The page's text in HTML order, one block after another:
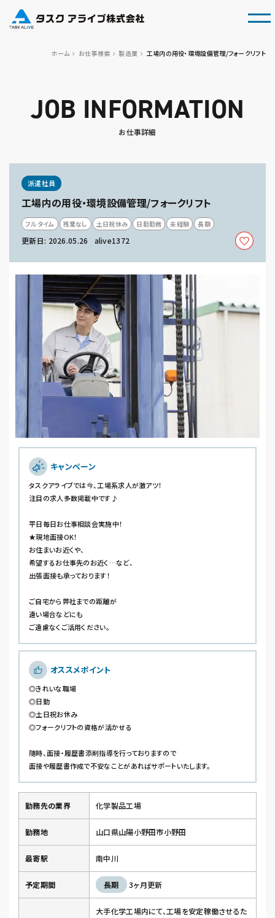
ホーム お仕事検索 製造業 工場内の用役・環境設備管理/フォークリフト
JOB INFORMATION
お仕事詳細
派遣社員
工場内の用役・環境設備管理/フォークリフト
フルタイム 残業なし 土日祝休み 日勤勤務 未経験 長期
更新日: 2026.05.26 alive1372
キャンペーン
タスクアライブでは今、工場系求人が激アツ！
注目の求人多数掲載中です♪
平日毎日お仕事相談会実施中！
★現地面接OK！
お住まいお近くや、
希望するお仕事先のお近く…など、
出張面接も承っております！
ご自宅から弊社までの距離が
遠い場合などにも
ご遠慮なくご活用ください。
オススメポイント
◎きれいな職場
◎日勤
◎土日祝お休み
◎フォークリフトの資格が活かせる
随時、面接・履歴書添削指導を行っておりますので
面接や履歴書作成で不安なことがあればサポートいたします。
勤務先の業界 化学製品工場
勤務地 山口県山陽小野田市小野田
最寄駅 南中川
予定期間 長期 3ヶ月更新
大手化学工場内にて、工場を安定稼働させるた